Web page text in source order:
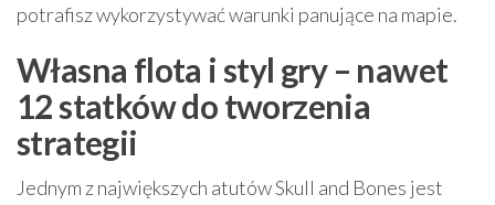
potrafisz wykorzystywać warunki panujące na mapie.
Własna flota i styl gry – nawet
12 statków do tworzenia
strategii
Jednym z największych atutów Skull and Bones jest